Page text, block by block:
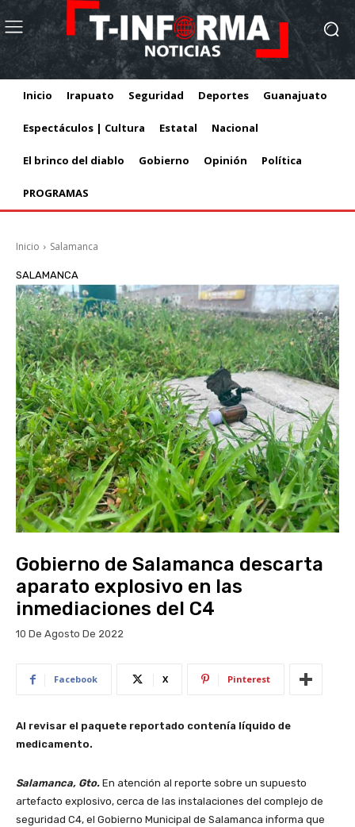
Inicio Irapuato Seguridad Deportes Guanajuato
Espectáculos | Cultura Estatal Nacional
El brinco del diablo Gobierno Opinión Política
PROGRAMAS
Inicio Salamanca
SALAMANCA
Gobierno de Salamanca descarta
aparato explosivo en las
inmediaciones del C4
10 De Agosto De 2022
Facebook X Pinterest
Al revisar el paquete reportado contenía líquido de
medicamento.
Salamanca, Gto. En atención al reporte sobre un supuesto
artefacto explosivo, cerca de las instalaciones del complejo de
seguridad C4, el Gobierno Municipal de Salamanca informa que